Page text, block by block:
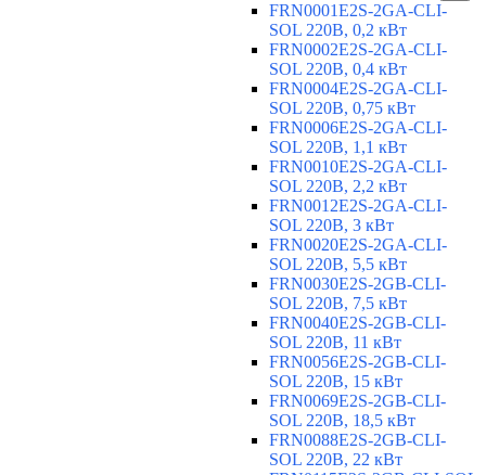
FRN0001E2S-2GA-CLI-
SOL 220В, 0,2 кВт
FRN0002E2S-2GA-CLI-
SOL 220В, 0,4 кВт
FRN0004E2S-2GA-CLI-
SOL 220В, 0,75 кВт
FRN0006E2S-2GA-CLI-
SOL 220В, 1,1 кВт
FRN0010E2S-2GA-CLI-
SOL 220В, 2,2 кВт
FRN0012E2S-2GA-CLI-
SOL 220В, 3 кВт
FRN0020E2S-2GA-CLI-
SOL 220В, 5,5 кВт
FRN0030E2S-2GB-CLI-
SOL 220В, 7,5 кВт
FRN0040E2S-2GB-CLI-
SOL 220В, 11 кВт
FRN0056E2S-2GB-CLI-
SOL 220В, 15 кВт
FRN0069E2S-2GB-CLI-
SOL 220В, 18,5 кВт
FRN0088E2S-2GB-CLI-
SOL 220В, 22 кВт